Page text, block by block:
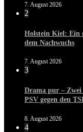
7. August 2026
2
Holstein Kiel: Ein
dem Nachwuchs
7. August 2026
3
Drama pur – Zwei
PSV gegen den
8. August 2026
4